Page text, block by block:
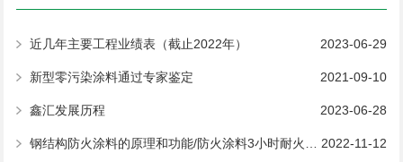
2023-06-29
近几年主要工程业绩表（截止2022年）
2021-09-10
新型零污染涂料通过专家鉴定
2023-06-28
鑫汇发展历程
2022-11-12